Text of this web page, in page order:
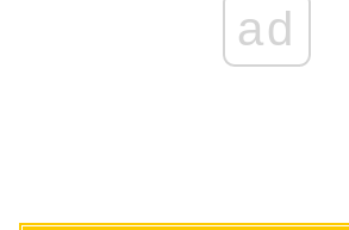
ad